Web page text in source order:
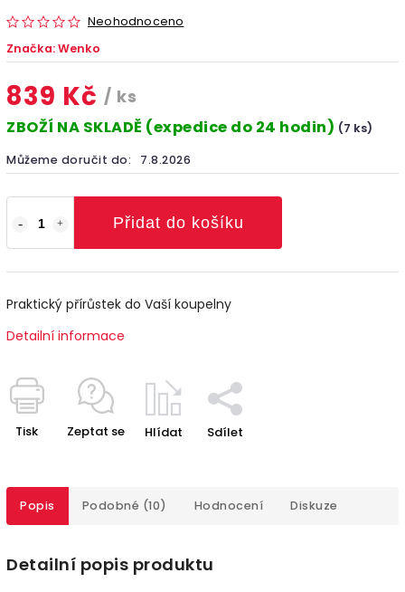
Neohodnoceno
Značka:Wenko
839 Kč / ks
ZBOŽÍ NA SKLADĚ (expedice do 24 hodin) (7 ks)
Můžeme doručit do: 7.8.2026
Přidat do košíku
Praktický přírůstek do Vaší koupelny
Detailní informace
Tisk Zeptat se Hlídat Sdílet
Popis Podobné (10) Hodnocení Diskuze
Detailní popis produktu